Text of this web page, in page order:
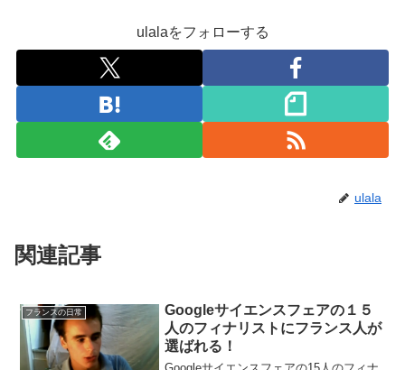
ulalaをフォローする
ulala
関連記事
フランスの日常
Googleサイエンスフェアの１５
人のフィナリストにフランス人が
選ばれる！